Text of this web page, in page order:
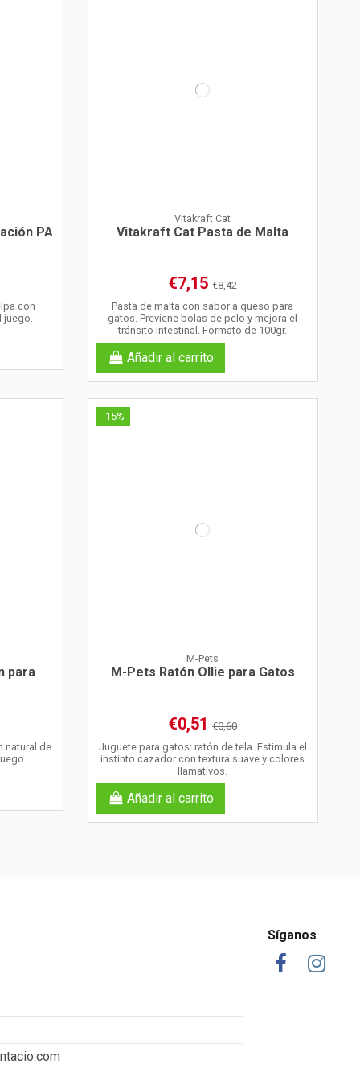
PA
con
juego.
Vitakraft Cat
Vitakraft Cat Pasta de Malta
€7,15€8,42
Pasta de malta con sabor a queso para
gatos. Previene bolas de pelo y mejora el
tránsito intestinal. Formato de 100gr.
Añadir al carrito
para
natural de
-15%
M-Pets
M-Pets Ratón Ollie para Gatos
€0,51€0,60
Juguete para gatos: ratón de tela. Estimula el
instinto cazador con textura suave y colores
llamativos.
Añadir al carrito
Síganos